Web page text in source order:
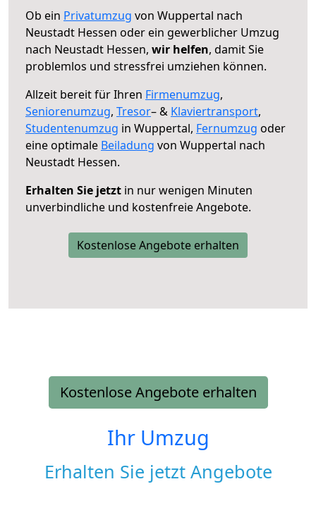
Ob ein Privatumzug von Wuppertal nach
Neustadt Hessen oder ein gewerblicher Umzug
nach Neustadt Hessen, wir helfen, damit Sie
problemlos und stressfrei umziehen können.
Allzeit bereit für Ihren Firmenumzug,
Seniorenumzug, Tresor– & Klaviertransport,
Studentenumzug in Wuppertal, Fernumzug oder
eine optimale Beiladung von Wuppertal nach
Neustadt Hessen.
Erhalten Sie jetzt in nur wenigen Minuten
unverbindliche und kostenfreie Angebote.
Kostenlose Angebote erhalten
Kostenlose Angebote erhalten
Ihr Umzug
Erhalten Sie jetzt Angebote